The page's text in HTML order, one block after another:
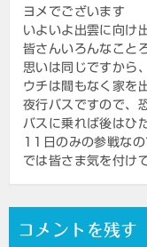
ヨメでございます
いよいよ出雲に向け
皆さんいろんなこと
思いは同じですから
ウチは間もなく家を
夜行バスですので、
バスに乗れば後はひ
11日のみの参戦な
では皆さま気を付け
コメントを残す